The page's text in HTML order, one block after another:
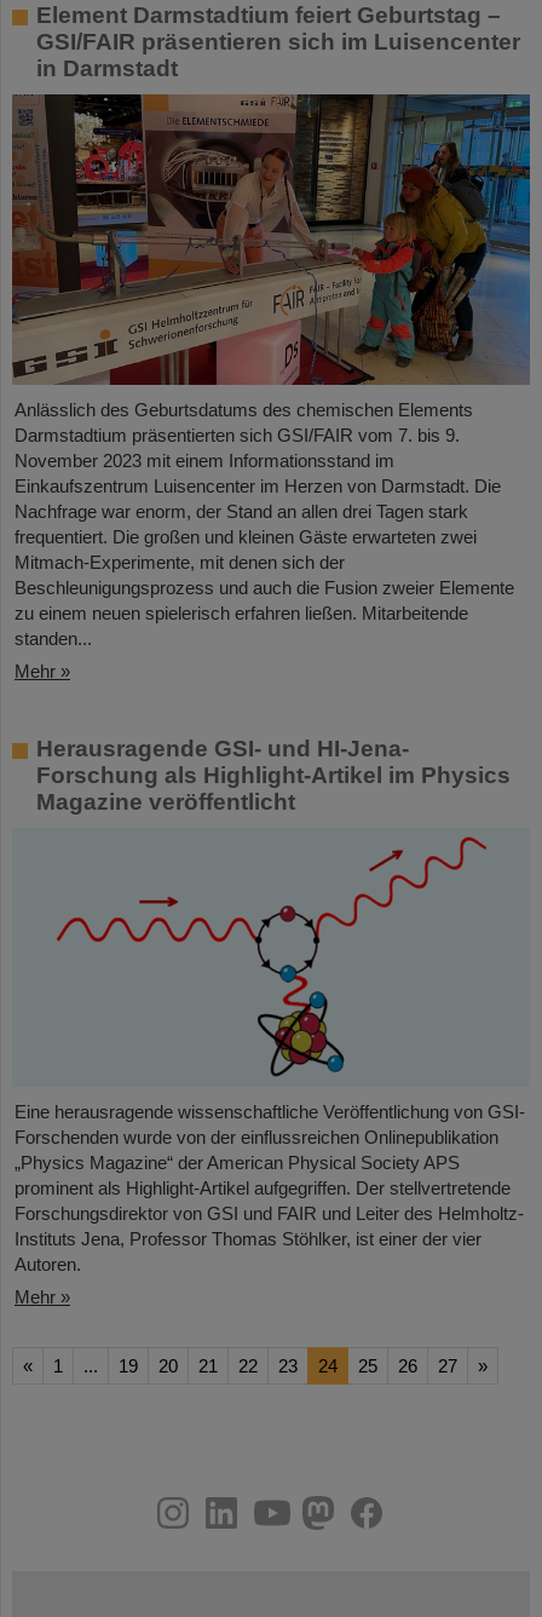
Element Darmstadtium feiert Geburtstag –
GSI/FAIR präsentieren sich im Luisencenter
in Darmstadt
Anlässlich des Geburtsdatums des chemischen Elements
Darmstadtium präsentierten sich GSI/FAIR vom 7. bis 9.
November 2023 mit einem Informationsstand im
Einkaufszentrum Luisencenter im Herzen von Darmstadt. Die
Nachfrage war enorm, der Stand an allen drei Tagen stark
frequentiert. Die großen und kleinen Gäste erwarteten zwei
Mitmach-Experimente, mit denen sich der
Beschleunigungsprozess und auch die Fusion zweier Elemente
zu einem neuen spielerisch erfahren ließen. Mitarbeitende
standen...
Mehr »
Herausragende GSI- und HI-Jena-
Forschung als Highlight-Artikel im Physics
Magazine veröffentlicht
Eine herausragende wissenschaftliche Veröffentlichung von GSI-
Forschenden wurde von der einflussreichen Onlinepublikation
„Physics Magazine“ der American Physical Society APS
prominent als Highlight-Artikel aufgegriffen. Der stellvertretende
Forschungsdirektor von GSI und FAIR und Leiter des Helmholtz-
Instituts Jena, Professor Thomas Stöhlker, ist einer der vier
Autoren.
Mehr »
« 1 ... 19 20 21 22 23 24 25 26 27 »
youtube
helmholtz.social
facebook